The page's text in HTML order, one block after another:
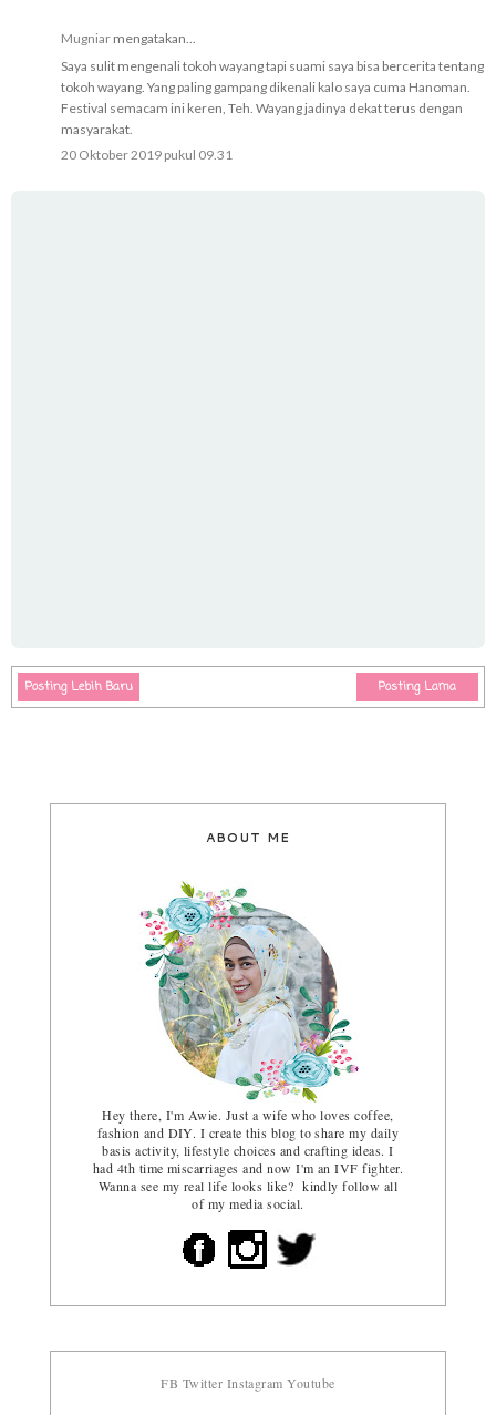
Mugniar mengatakan...
Saya sulit mengenali tokoh wayang tapi suami saya bisa bercerita tentang
tokoh wayang. Yang paling gampang dikenali kalo saya cuma Hanoman.
Festival semacam ini keren, Teh. Wayang jadinya dekat terus dengan
masyarakat.
20 Oktober 2019 pukul 09.31
Posting Lebih Baru Posting Lama
ABOUT ME
Hey there, I'm Awie. Just a wife who loves coffee,
fashion and DIY. I create this blog to share my daily
basis activity, lifestyle choices and crafting ideas. I
had 4th time miscarriages and now I'm an IVF fighter.
Wanna see my real life looks like? kindly follow all
of my media social.
FB Twitter Instagram Youtube